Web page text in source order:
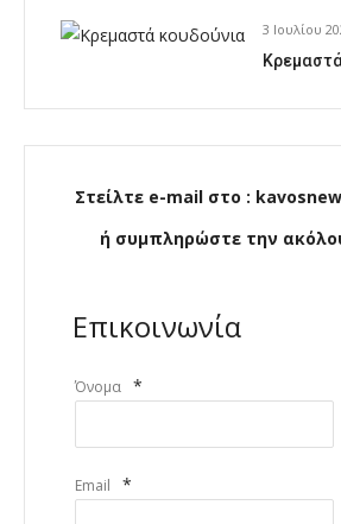
3 Ιουλίου
Στείλτε e-mail στο :
ή συμπληρώστε την
Επικοινωνία
Όνομα *
Email *